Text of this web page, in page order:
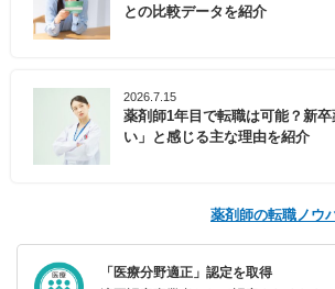
との比較データを紹介
2026.7.15
薬剤師1年目で転職は可能？新
い」と感じる主な理由を紹介
薬剤師の転職ノウ
「医療分野適正」認定を取得